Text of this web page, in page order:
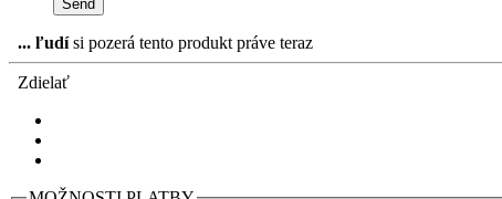
... ľudísi pozerá tento produkt práve teraz
Zdielať